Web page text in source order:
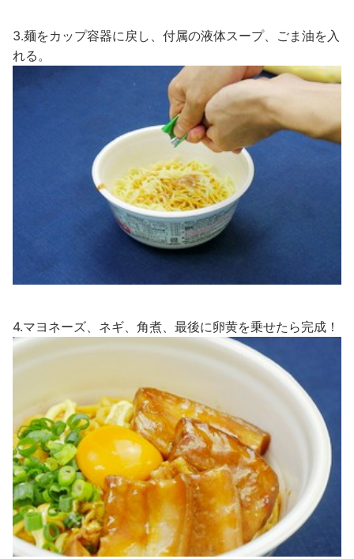
3.麺をカップ容器に戻し、付属の液体スープ、ごま油を入
れる。
4.マヨネーズ、ネギ、角煮、最後に卵黄を乗せたら完成！